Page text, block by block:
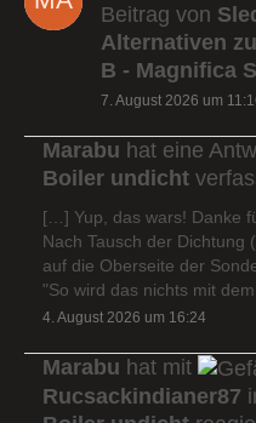
Beitrag von
Alternativen
B - Magnifica S
7. August 2026 um
Marabu hat eine
Boiler undicht
[…] Yup, das wars! Danke
Nach Tausch der Dichtung
auf die Oberseite der
"So wird das nichts mit
4. August 2026 um 16:24
Marabu hat mit
Rucsackindianer87